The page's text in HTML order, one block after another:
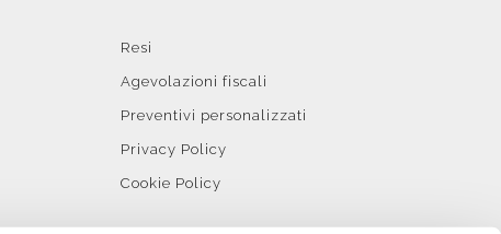
Resi
Agevolazioni fiscali
Preventivi personalizzati
Privacy Policy
Cookie Policy